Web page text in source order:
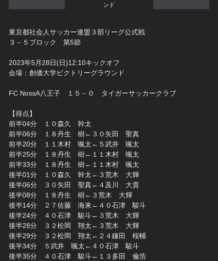
ンド
東京都社会人サッカー連盟３部リーグ公式戦
３－５ブロック 第5節
2023年5月28日(日)12:10キックオフ
会場：創価大学ビクトリーグラウンド
FC NossA八王子 １５－０ タイガーサッカークラブ
【得点】
前半04分 １０森久 幹太
前半06分 １８丹生 樹←３０矢田 聖真
前半20分 １１木村 颯太←５武井 颯太
前半25分 １８丹生 樹←１１木村 颯太
前半33分 １８丹生 樹←１１木村 颯太
後半01分 １０森久 幹太←３荒木 大輝
後半06分 ３０矢田 聖真←４及川 大貴
後半08分 １８丹生 樹←３荒木 大輝
後半14分 ２７佐藤 海来←４０石津 駿斗
後半24分 ４０石津 駿斗←３荒木 大輝
後半28分 ３２松岡 翔太←３荒木 大輝
後半29分 ３２松岡 翔太←２４鎌田 桜輔
後半34分 ５武井 颯太←４０石津 駿斗
後半35分 ４０石津 駿斗←１３多田 倫浩